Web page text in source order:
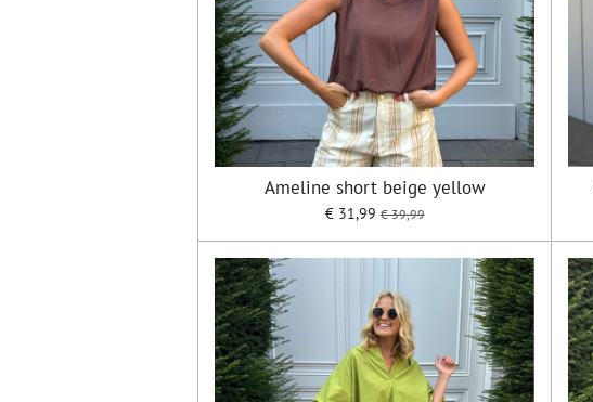
Ameline short beige yellow
€ 31,99 € 39,99